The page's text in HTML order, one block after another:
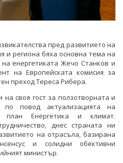
пред развитието на
и региона бяха основна тема на
енергетиката Жечо Станков и
на Европейската комисия за
преход Тереса Рибера.
своя гост за ползотворната и
повод актуализацията на
план Енергетика и климат.
днес страната ни
на отрасъла, базирана
и солидни обективни
министър.